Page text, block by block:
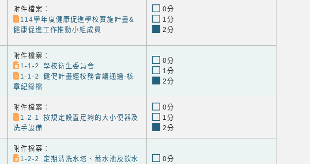
附件檔案：
114學年度健康促進學校實施計畫&
健康促進工作推動小組成員
0分
1分
2分
附件檔案：
1-1-2 學校衛生委員會
1-1-2 健促計畫經校務會議通過-核
章紀錄檔
0分
1分
2分
附件檔案：
1-2-1 按規定設置足夠的大小便器及
洗手設備
0分
1分
2分
附件檔案：
1-2-2 定期清洗水塔、蓄水池及飲水
0分